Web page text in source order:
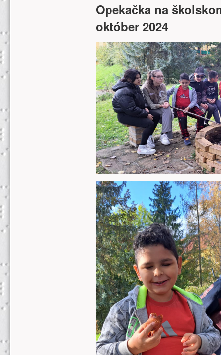
Opekačka na
október 2024